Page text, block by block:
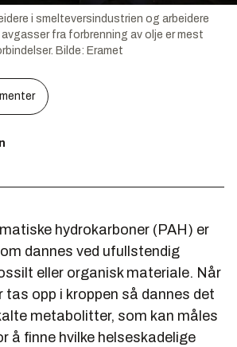
i smelteversindustrien og arbeidere
fra forbrenning av olje er mest
Bilde: Eramet
hydrokarboner (PAH) er
dannes ved ufullstendig
eller organisk materiale. Når
tas opp i kroppen så dannes det
metabolitter, som kan måles
å finne hvilke helseskadelige